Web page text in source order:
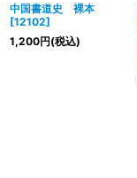
中国書道史 裸本
[12102]
1,200円(税込)